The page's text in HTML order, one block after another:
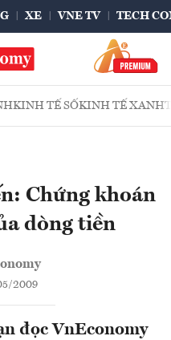
XE VNE TV TECH
KINH TẾ SỐKINH TẾ XANH
Chứng khoán
dòng tiền
2009
đọc VnEconomy